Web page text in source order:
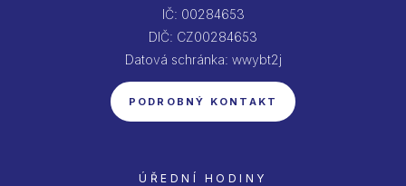
IČ: 00284653
DIČ: CZ00284653
Datová schránka: wwybt2j
PODROBNÝ KONTAKT
ÚŘEDNÍ HODINY